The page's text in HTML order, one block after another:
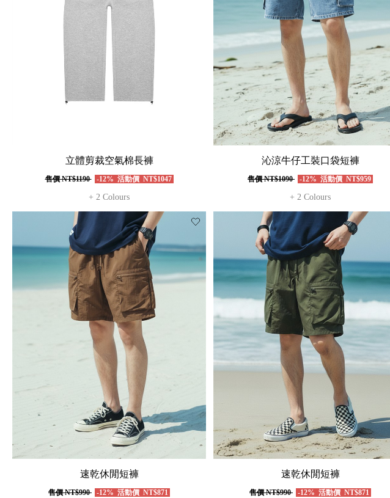
立體剪裁空氣棉長褲
售價NT$1190 -12% 活動價NT$1047
+ 2 Colours
沁涼牛仔工裝口袋短褲
售價NT$1090 -12% 活動價 NT$959
+ 2 Colours
速乾休閒短褲
售價NT$990 -12% 活動價 NT$871
速乾休閒短褲
售價NT$990 -12% 活動價 NT$871